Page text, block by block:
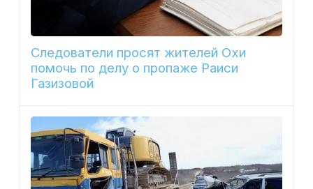
Следователи просят жителей Охи
помочь по делу о пропаже Раиси
Газизовой